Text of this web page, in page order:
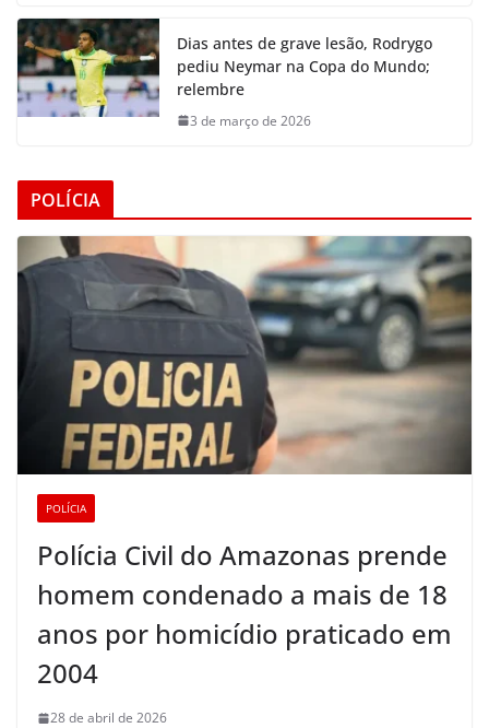
Dias antes de grave lesão, Rodrygo
pediu Neymar na Copa do Mundo;
relembre
3 de março de 2026
POLÍCIA
POLÍCIA
Polícia Civil do Amazonas prende
homem condenado a mais de 18
anos por homicídio praticado em
2004
28 de abril de 2026